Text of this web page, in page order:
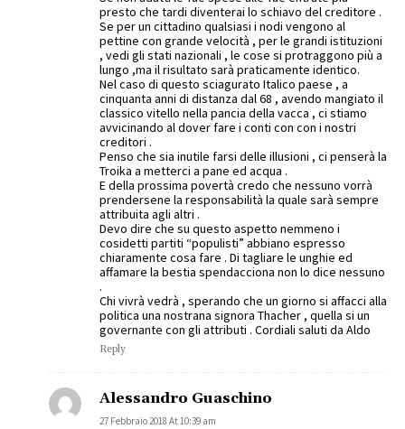
presto che tardi diventerai lo schiavo del creditore .
Se per un cittadino qualsiasi i nodi vengono al
pettine con grande velocità , per le grandi istituzioni
, vedi gli stati nazionali , le cose si protraggono più a
lungo ,ma il risultato sarà praticamente identico.
Nel caso di questo sciagurato Italico paese , a
cinquanta anni di distanza dal 68 , avendo mangiato il
classico vitello nella pancia della vacca , ci stiamo
avvicinando al dover fare i conti con con i nostri
creditori .
Penso che sia inutile farsi delle illusioni , ci penserà la
Troika a metterci a pane ed acqua .
E della prossima povertà credo che nessuno vorrà
prendersene la responsabilità la quale sarà sempre
attribuita agli altri .
Devo dire che su questo aspetto nemmeno i
cosidetti partiti “populisti” abbiano espresso
chiaramente cosa fare . Di tagliare le unghie ed
affamare la bestia spendacciona non lo dice nessuno
.
Chi vivrà vedrà , sperando che un giorno si affacci alla
politica una nostrana signora Thacher , quella si un
governante con gli attributi . Cordiali saluti da Aldo
Reply
Alessandro Guaschino
27 Febbraio 2018 At 10:39 am